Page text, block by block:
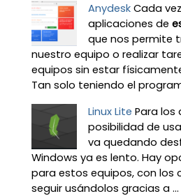
Anydesk Cada
aplicaciones de
que nos permite
nuestro equipo o realizar
equipos sin estar
Tan solo teniendo el
Linux Lite Para los
posibilidad de
va quedando
Windows ya es lento. Hay
para estos equipos, con los
seguir usándolos gracias a ...